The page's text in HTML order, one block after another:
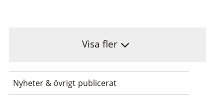
Visa fler
Nyheter & övrigt publicerat